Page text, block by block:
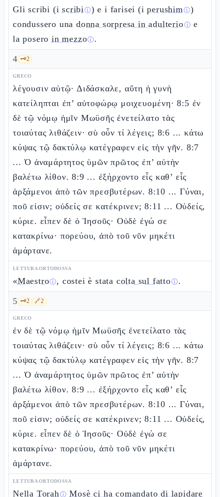
Gli scribi (iscribiⓘ) e i farisei (iperushimⓘ)
condussero unadonna sorpresa in adulterioⓘ e
la posero in mezzoⓘ.
4 🗝️2
GRECO
λέγουσιν αὐτῷ· Διδάσκαλε, αὕτη ἡ γυνὴ
κατείληπται ἐπ’ αὐτοφώρῳ μοιχευομένη· 8:5 ἐν
δὲ τῷ νόμῳ ἡμῖν Μωϋσῆς ἐνετείλατο τὰς
τοιαύτας λιθάζειν· σὺ οὖν τί λέγεις; 8:6 ... κάτω
κύψας τῷ δακτύλῳ κατέγραφεν εἰς τὴν γῆν. 8:7
... Ὁ ἀναμάρτητος ὑμῶν πρῶτος ἐπ’ αὐτὴν
βαλέτω λίθον. 8:9 ... ἐξήρχοντο εἷς καθ’ εἷς
ἀρξάμενοι ἀπὸ τῶν πρεσβυτέρων. 8:10 ... Γύναι,
ποῦ εἰσιν; οὐδείς σε κατέκρινεν; 8:11 ... Οὐδείς,
κύριε. εἶπεν δὲ ὁ Ἰησοῦς· Οὐδὲ ἐγώ σε
κατακρίνω· πορεύου, ἀπὸ τοῦ νῦν μηκέτι
ἁμάρτανε.
LETTURA ORTODOSSA
«Maestroⓘ, costei è stata colta sul fattoⓘ.
5 🗝️2 🔗2
GRECO
ἐν δὲ τῷ νόμῳ ἡμῖν Μωϋσῆς ἐνετείλατο τὰς
τοιαύτας λιθάζειν· σὺ οὖν τί λέγεις; 8:6 ... κάτω
κύψας τῷ δακτύλῳ κατέγραφεν εἰς τὴν γῆν. 8:7
... Ὁ ἀναμάρτητος ὑμῶν πρῶτος ἐπ’ αὐτὴν
βαλέτω λίθον. 8:9 ... ἐξήρχοντο εἷς καθ’ εἷς
ἀρξάμενοι ἀπὸ τῶν πρεσβυτέρων. 8:10 ... Γύναι,
ποῦ εἰσιν; οὐδείς σε κατέκρινεν; 8:11 ... Οὐδείς,
κύριε. εἶπεν δὲ ὁ Ἰησοῦς· Οὐδὲ ἐγώ σε
κατακρίνω· πορεύου, ἀπὸ τοῦ νῦν μηκέτι
ἁμάρτανε.
LETTURA ORTODOSSA
Nella Torahⓘ Mosè ci ha comandato di lapidare